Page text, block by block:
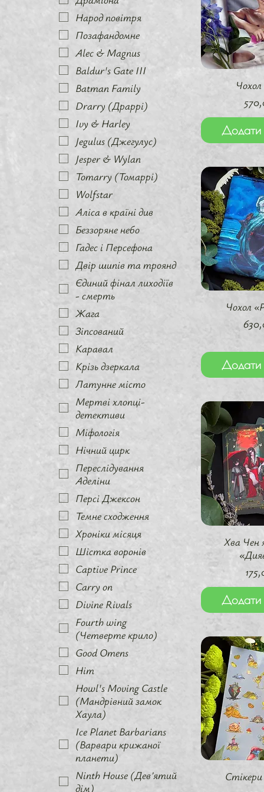
Народ повітря
Позафандомне
Alec & Magnus
Baldur's Gate III
Batman Family
Drarry (Драррі)
Ivy & Harley
Jegulus (Джегулус)
Jesper & Wylan
Tomarry (Томаррі)
Wolfstar
Аліса в країні див
Беззоряне небо
Гадес і Персефона
Двір шипів та троянд
Єдиний фінал лиходіїв
- смерть
Жага
Зіпсований
Каравал
Крізь дзеркала
Латунне місто
Мертві хлопці-
детективи
Міфологія
Нічний цирк
Переслідування
Аделіни
Персі Джексон
Темне сходження
Хроніки місяця
Шістка воронів
Captive Prince
Carry on
Divine Rivals
Fourth wing
(Четверте крило)
Good Omens
Him
Howl's Moving Castle
(Мандрівний замок
Хаула)
Ice Planet Barbarians
(Варвари крижаної
планети)
Ninth House (Девʼятий
дім)
Швидкий
Додати
Швидкий
Чохол
Додати
Швидкий
Хва Чен
Додати
Швидкий